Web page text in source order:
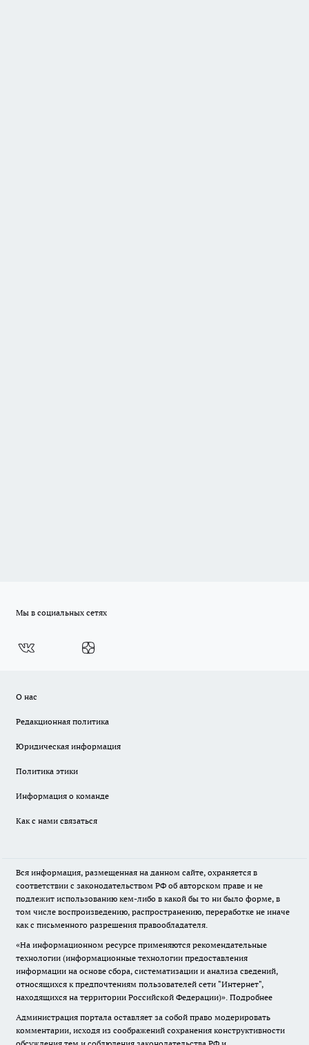
Мы в социальных сетях
О нас
Редакционная политика
Юридическая информация
Политика этики
Информация о команде
Как с нами связаться
Вся информация, размещенная на данном сайте, охраняется в
соответствии с законодательством РФ об авторском праве и не
подлежит использованию кем-либо в какой бы то ни было форме, в
том числе воспроизведению, распространению, переработке не иначе
как с письменного разрешения правообладателя.
«На информационном ресурсе применяются рекомендательные
технологии (информационные технологии предоставления
информации на основе сбора, систематизации и анализа сведений,
относящихся к предпочтениям пользователей сети "Интернет",
находящихся на территории Российской Федерации)». Подробнее
Администрация портала оставляет за собой право модерировать
комментарии, исходя из соображений сохранения конструктивности